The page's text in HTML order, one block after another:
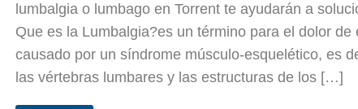
lumbalgia o lumbago en Torrent te ayudarán a
Que es la Lumbalgia?es un término para el dolor
causado por un síndrome músculo-esquelético, es
las vértebras lumbares y las estructuras de los […]